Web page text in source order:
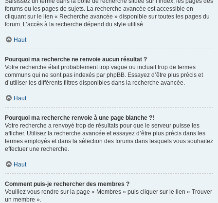
forums ou les pages de sujets. La recherche avancée est accessible en
cliquant sur le lien « Recherche avancée » disponible sur toutes les pages du
forum. L’accès à la recherche dépend du style utilisé.
Haut
Pourquoi ma recherche ne renvoie aucun résultat ?
Votre recherche était probablement trop vague ou incluait trop de termes
communs qui ne sont pas indexés par phpBB. Essayez d’être plus précis et
d’utiliser les différents filtres disponibles dans la recherche avancée.
Haut
Pourquoi ma recherche renvoie à une page blanche ?!
Votre recherche a renvoyé trop de résultats pour que le serveur puisse les
afficher. Utilisez la recherche avancée et essayez d’être plus précis dans les
termes employés et dans la sélection des forums dans lesquels vous souhaitez
effectuer une recherche.
Haut
Comment puis-je rechercher des membres ?
Veuillez vous rendre sur la page « Membres » puis cliquer sur le lien « Trouver
un membre ».